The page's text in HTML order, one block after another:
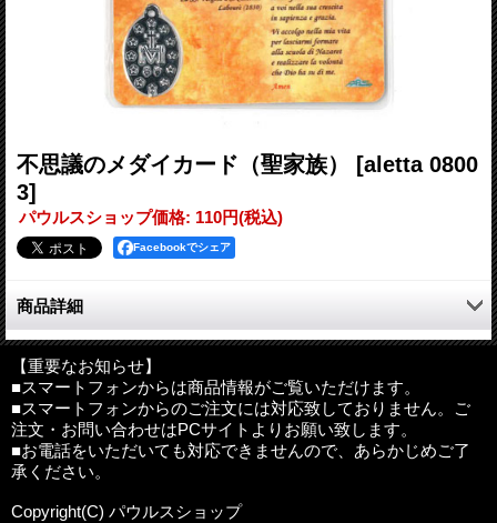
不思議のメダイカード（聖家族）
[aletta 0800
3]
パウルスショップ価格: 110円(税込)
Facebookでシェア
商品詳細
イタリア製のメダイ付きカードです。
カードとメダイは一緒にラミネート加工されています。
※ラミネートの仕上がりにはバラツキがありますのでご了承くだ
さい。
※画像は上がオモテ、下がウラになります（2枚セットではあり
ません）。
【重要なお知らせ】
■スマートフォンからは商品情報がご覧いただけます。
■スマートフォンからのご注文には対応致しておりません。ご
注文・お問い合わせはPCサイトよりお願い致します。
■お電話をいただいても対応できませんので、あらかじめご了
承ください。
Copyright(C) パウルスショップ